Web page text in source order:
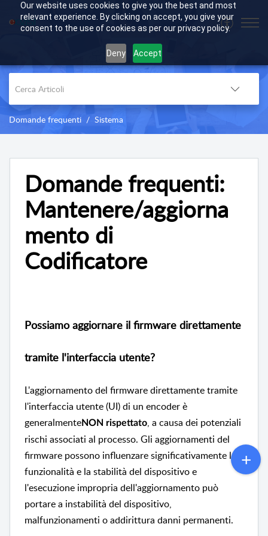
Our website uses cookies to give you the best and most
relevant experience. By clicking on accept, you give your
consent to the use of cookies as per our privacy policy.
Deny Accept
Domande frequenti Sistema
Domande frequenti:
Mantenere/aggiorna
mento di
Codificatore
Possiamo aggiornare il firmware direttamente
tramite l'interfaccia utente?
L'aggiornamento del firmware direttamente tramite
l'interfaccia utente (UI) di un encoder è
generalmenteNON rispettato, a causa dei potenziali
rischi associati al processo. Gli aggiornamenti del
firmware possono influenzare significativamente la
funzionalità e la stabilità del dispositivo e
l'esecuzione impropria dell'aggiornamento può
portare a instabilità del dispositivo,
malfunzionamenti o addirittura danni permanenti.